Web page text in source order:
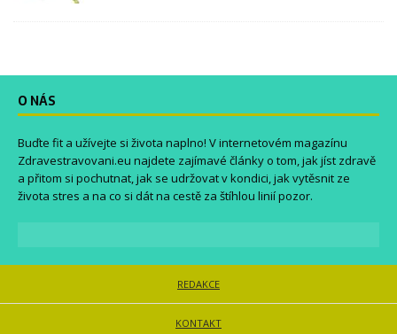
O NÁS
Buďte fit a užívejte si života naplno! V internetovém magazínu
Zdravestravovani.eu najdete zajímavé články o tom, jak jíst zdravě
a přitom si pochutnat, jak se udržovat v kondici, jak vytěsnit ze
života stres a na co si dát na cestě za štíhlou linií pozor.
REDAKCE
KONTAKT